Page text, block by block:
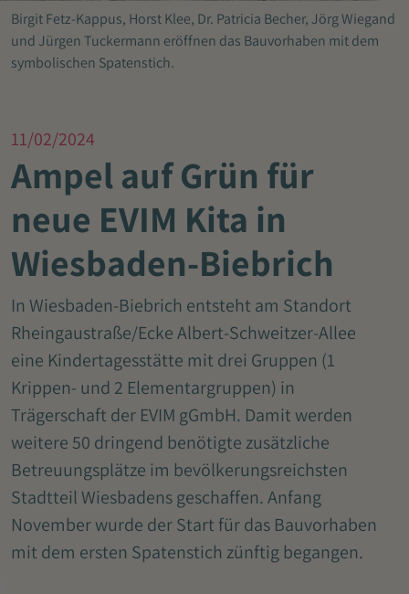
Birgit Fetz-Kappus, Horst Klee, Dr. Patricia Becher, Jörg Wiegand
und Jürgen Tuckermann eröffnen das Bauvorhaben mit dem
symbolischen Spatenstich.
11/02/2024
Ampel auf Grün für
neue EVIM Kita in
Wiesbaden-Biebrich
In Wiesbaden-Biebrich entsteht am Standort
Rheingaustraße/Ecke Albert-Schweitzer-Allee
eine Kindertagesstätte mit drei Gruppen (1
Krippen- und 2 Elementargruppen) in
Trägerschaft der EVIM gGmbH. Damit werden
weitere 50 dringend benötigte zusätzliche
Betreuungsplätze im bevölkerungsreichsten
Stadtteil Wiesbadens geschaffen. Anfang
November wurde der Start für das Bauvorhaben
mit dem ersten Spatenstich zünftig begangen.